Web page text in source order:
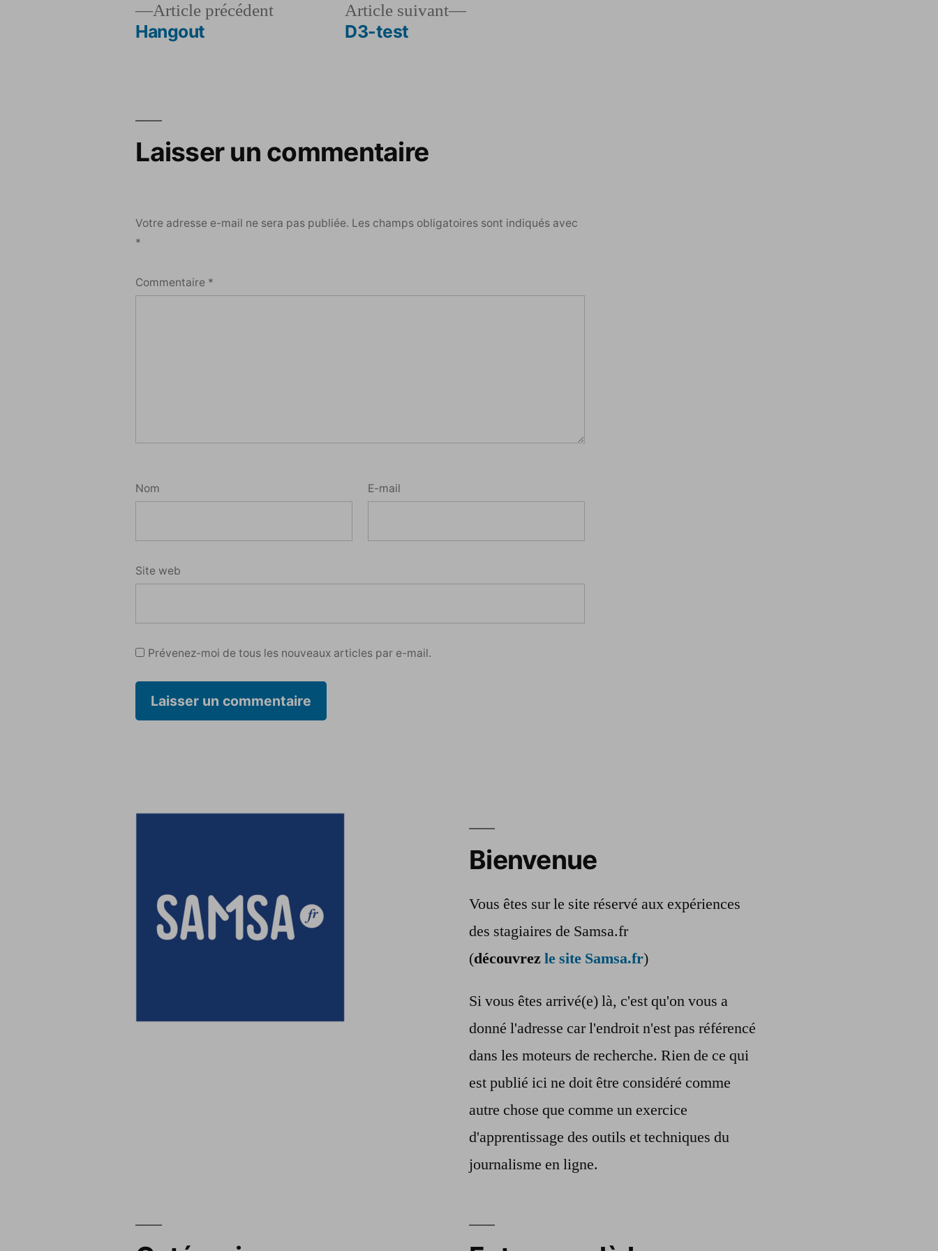
Navigation
Article précédentArticle
précédent :
Hangout
Article suivant
Article
D3-test
Laisser un commentaire
Votre adresse e-mail ne sera pas publiée. Les champs obligatoires sont indiqués avec
*
Commentaire *
Nom E-mail
Site web
Prévenez-moi de tous les nouveaux articles par e-mail.
Bienvenue
Vous êtes sur le site réservé aux expériences
des stagiaires de Samsa.fr
(découvrezle site Samsa.fr)
Si vous êtes arrivé(e) là, c'est qu'on vous a
donné l'adresse car l'endroit n'est pas référencé
dans les moteurs de recherche. Rien de ce qui
est publié ici ne doit être considéré comme
autre chose que comme un exercice
d'apprentissage des outils et techniques du
journalisme en ligne.